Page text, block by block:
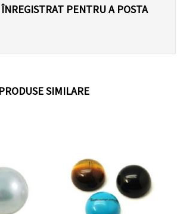
PENTRU A POSTA
PRODUSE SIMILARE